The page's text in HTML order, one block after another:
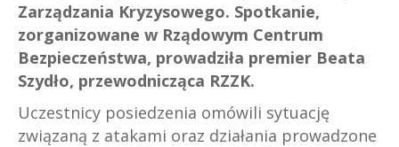
Zarządzania Kryzysowego. Spotkanie,
zorganizowane w Rządowym Centrum
Bezpieczeństwa, prowadziła premier Beata
Szydło, przewodnicząca RZZK.
Uczestnicy posiedzenia omówili sytuację
związaną z atakami oraz działania prowadzone